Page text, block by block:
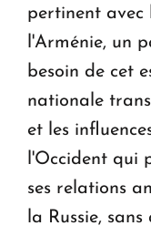
pertinent avec
l'Arménie, un
besoin de cet
nationale
et les
l'Occident qui
ses relations
la Russie,